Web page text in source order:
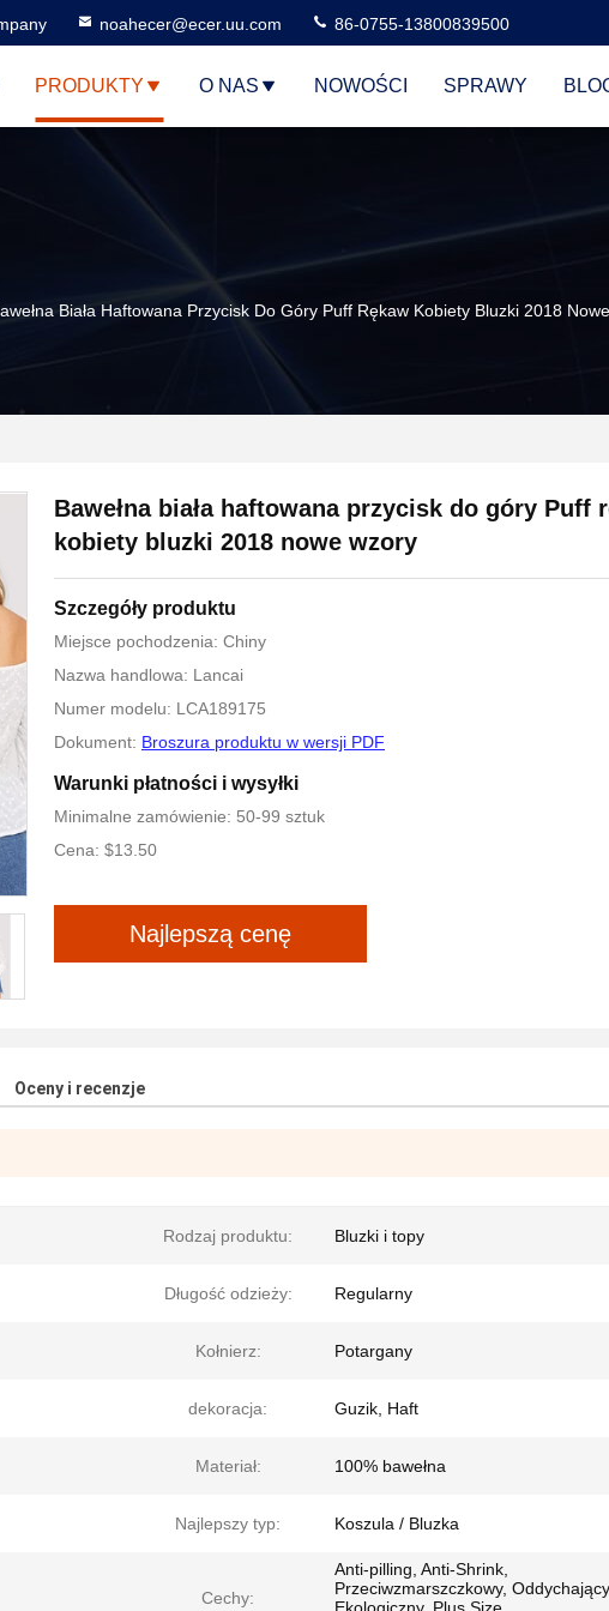
noahecer@ecer.uu.com 86-0755-13800839500
PRODUKTY O NAS NOWOŚCI SPRAWY
Biała Haftowana Przycisk Do Góry Puff Rękaw Kobiety Bluzki 2018
Bawełna biała haftowana przycisk do góry Puff
kobiety bluzki 2018 nowe wzory
Szczegóły produktu
Miejsce pochodzenia: Chiny
Nazwa handlowa: Lancai
Numer modelu: LCA189175
Dokument: Broszura produktu w wersji PDF
Warunki płatności i wysyłki
Minimalne zamówienie: 50-99 sztuk
Cena: $13.50
Najlepszą cenę
Oceny i recenzje
Rodzaj produktu: Bluzki i topy
Długość odzieży: Regularny
Kołnierz: Potargany
dekoracja: Guzik, Haft
Materiał: 100% bawełna
Najlepszy typ: Koszula / Bluzka
Cechy:
Anti-pilling, Anti-Shrink,
Przeciwzmarszczkowy, Oddychający,